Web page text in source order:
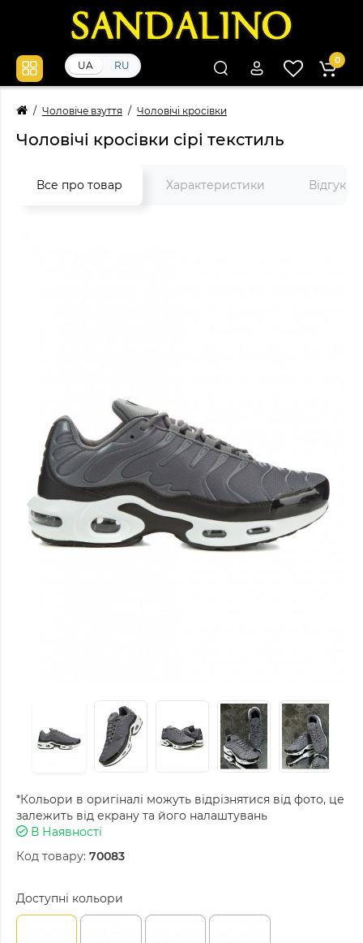
UA RU 0
Чоловіче взуття Чоловічі кросівки
Чоловічі кросівки сірі текстиль
Все про товар Характеристики Відгуки
*Кольори в оригіналі можуть відрізнятися від фото, це
залежить від екрану та його налаштувань
В Наявності
Код товару: 70083
Доступні кольори